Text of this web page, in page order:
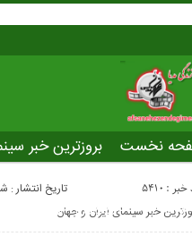
نخست بروزترین خبر
خبر مراسم آکادمی افسانه
جدید
تلویزیون شهری
: 5410 تاریخ انتشار : شنبه 2 فروردین
خبر سینمای ایران و جهان